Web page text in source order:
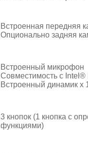
Встроенная передняя
Опционально задняя
Встроенный микрофон
Совместимость с
Встроенный динамик х
3 кнопок (1 кнопка с
функциями)